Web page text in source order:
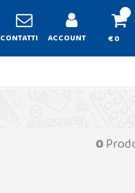
CONTATTI ACCOUNT € 0
0